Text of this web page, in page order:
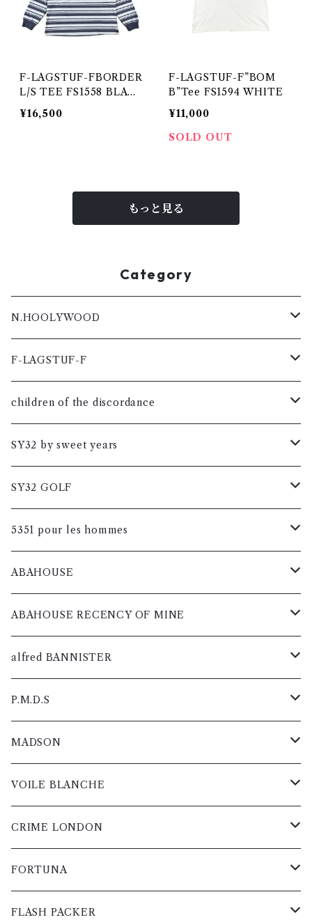
F-LAGSTUF-FBORDER
L/S TEE FS1558 BLAC
K
¥16,500
F-LAGSTUF-F”BOM
B”Tee FS1594 WHITE
¥11,000
SOLD OUT
もっと見る
Category
N.HOOLYWOOD
コート
メンズ
レディス
シャツ
メンズ
レディス
カットソー
メンズ
レディス
ブルゾン
メンズ
レディス
ニット
メンズ
レディス
パンツ
メンズ
レディス
グッズ
スニーカー
ブーツ
ジャケット
メンズ
レディス
レザー
メンズ
レディス
F-LAGSTUF-F
コート
メンズ
レディス
カットソー
メンズ
レディス
シャツ
メンズ
レディス
ブルゾン
メンズ
レディス
ニット
メンズ
レディス
パンツ
メンズ
レディス
グッズ
スニーカー
ブーツ
ジャケット
メンズ
レディス
レザー
メンズ
レディス
children of the discordance
コート
メンズ
レディス
カットソー
メンズ
レディス
シャツ
メンズ
レディス
ブルゾン
メンズ
レディス
ニット
メンズ
レディス
パンツ
メンズ
レディス
グッズ
スニーカー
ブーツ
ジャケット
メンズ
レディス
レザー
メンズ
レディス
SY32 by sweet years
コート
メンズ
レディス
カットソー
メンズ
レディス
シャツ
メンズ
レディス
ブルゾン
メンズ
レディス
ニット
メンズ
レディス
パンツ
メンズ
レディス
グッズ
スニーカー
短靴
ジャケット
レザー
SY32 GOLF
コート
メンズ
レディス
カットソー
メンズ
レディス
シャツ
メンズ
レディス
ブルゾン
メンズ
レディス
ニット
メンズ
レディス
パンツ
メンズ
レディス
グッズ
スニーカー
ブーツ
ジャケット
メンズ
レザー
レザー
メンズ
5351 pour les hommes
コート
メンズ
レディス
カットソー
メンズ
レディス
シャツ
メンズ
レディス
ブルゾン
メンズ
レディス
ニット
メンズ
レディス
パンツ
メンズ
レディス
グッズ
スニーカー
ブーツ
ジャケット
メンズ
レザー
ABAHOUSE
コート
メンズ
レディス
カットソー
メンズ
レディス
シャツ
メンズ
レディス
ブルゾン
メンズ
レディス
ニット
メンズ
レディス
パンツ
メンズ
レディス
グッズ
スニーカー
ジャケット
ABAHOUSE RECENCY OF MINE
コート
メンズ
レディス
カットソー
メンズ
レディス
シャツ
メンズ
レディス
ブルゾン
メンズ
レディス
ニット
メンズ
レディス
パンツ
メンズ
グッズ
alfred BANNISTER
スニーカー
メンズ
レディス
ブーツ
メンズ
レディス
短靴
メンズ
レディス
バック
メンズ
レディス
ベルト
小物・雑貨
P.M.D.S
コート
メンズ
レディス
カットソー
メンズ
レディス
シャツ
メンズ
レディス
ブルゾン
メンズ
ニット
MADSON
コート
メンズ
レディス
カットソー
メンズ
レディス
シャツ
メンズ
ブルゾン
VOILE BLANCHE
スニーカー
メンズ
レディス
ゴルフシューズ
メンズ
CRIME LONDON
スニーカー
メンズ
FORTUNA
コート
FLASH PACKER